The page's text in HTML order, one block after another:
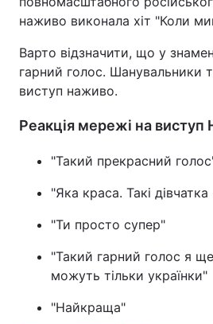
повномасштабного
наживо виконала хіт "Коли
Варто відзначити, що у
гарний голос. Шанувальники
виступ наживо.
Реакція мережі на виступ
"Такий прекрасний голос"
"Яка краса. Такі дівчатка
"Ти просто супер"
"Такий гарний голос я
можуть тільки українки"
"Найкраща"